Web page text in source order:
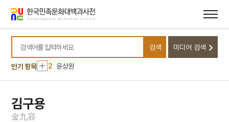
바로가기
바로가기
검색어를 입력하세요
검색 미디어 검색
인기 항목
10 국우동 탱자나무
1 금성대군
2 윤상원
3 오산전투
김구용
金九容